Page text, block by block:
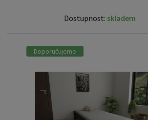
Dostupnost: skladem
Doporučujeme